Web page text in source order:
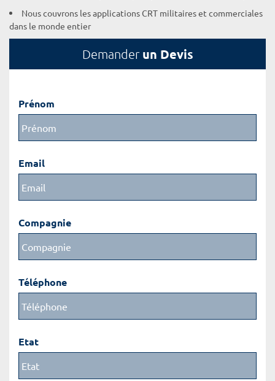
Nous couvrons les applications CRT militaires et commerciales
dans le monde entier
Demander un Devis
Prénom
Email
Compagnie
Téléphone
Etat